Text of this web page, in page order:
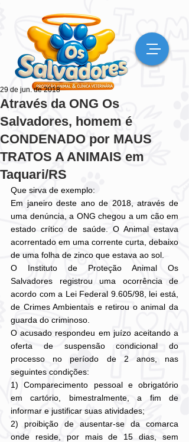
Através da ONG Os
Salvadores, homem é
CONDENADO por MAUS
TRATOS A ANIMAIS em
Taquari/RS
29 de jun. de 2018
Que sirva de exemplo:
Em janeiro deste ano de 2018, através de
uma denúncia, a ONG chegou a um cão em
estado crítico de saúde. O Animal estava
acorrentado em uma corrente curta, debaixo
de uma folha de zinco que estava ao sol.
O Instituto de Proteção Animal Os
Salvadores registrou uma ocorrência de
acordo com a Lei Federal 9.605/98, lei está,
de Crimes Ambientais e retirou o animal da
guarda do criminoso.
O acusado respondeu em juízo aceitando a
oferta de suspensão condicional do
processo no período de 2 anos, nas
seguintes condições:
1) Comparecimento pessoal e obrigatório
em cartório, bimestralmente, a fim de
informar e justificar suas atividades;
2) proibição de ausentar-se da comarca
onde reside, por mais de 15 dias, sem